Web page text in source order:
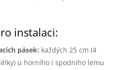
instalaci:
pásek: každých 25 cm (4
u horního i spodního lemu